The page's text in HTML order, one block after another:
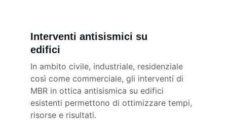
Interventi antisismici su
edifici
In ambito civile, industriale, residenziale
così come commerciale, gli interventi di
MBR in ottica antisismica su edifici
esistenti permettono di ottimizzare tempi,
risorse e risultati.